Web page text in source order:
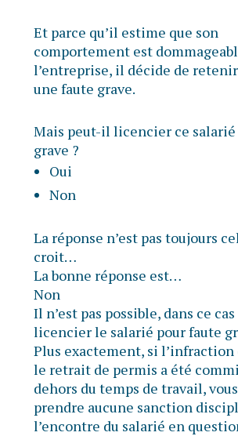
Et parce qu’il estime que son
comportement est
l’entreprise, il décide de
une faute grave.
Mais peut-il licencier ce salarié
grave ?
Oui
Non
La réponse n’est pas toujours
croit…
La bonne réponse est…
Non
Il n’est pas possible, dans ce
licencier le salarié pour faute
Plus exactement, si
le retrait de permis a été
dehors du temps de travail,
prendre aucune sanction
l’encontre du salarié en